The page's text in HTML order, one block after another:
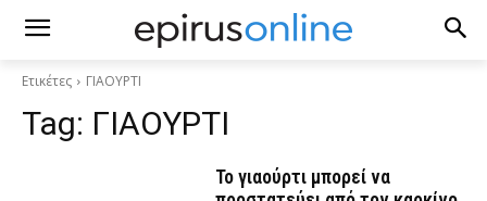
Ετικέτες ΓΙΑΟΥΡΤΙ
Tag: ΓΙΑΟΥΡΤΙ
Το γιαούρτι μπορεί να